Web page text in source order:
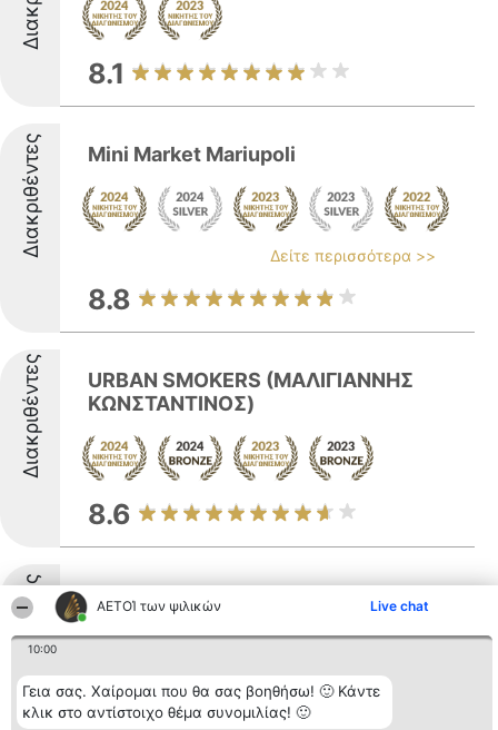
ΑΕΤΟΊ των ψιλικών Live chat
10:00
Γεια σας. Χαίρομαι που θα σας βοηθήσω! 🙂 Κάντε
κλικ στο αντίστοιχο θέμα συνομιλίας! 🙂
8.1
Διακριθέντες Mini Market Mariupoli
Δείτε περισσότερα >>
8.8
Διακριθέντες
URBAN SMOKERS (ΜΑΛΙΓΙΑΝΝΗΣ
ΚΩΝΣΤΑΝΤΙΝΟΣ)
8.6
Διακριθέντες Οι ρίζες μας
Δείτε περισσότερα >>